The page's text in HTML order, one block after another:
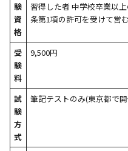
験
資
格
習得した者 中学校卒業以
条第1項の許可を受けて営
受
験
料
9,500円
試
験
方
式
筆記テストのみ(東京都で